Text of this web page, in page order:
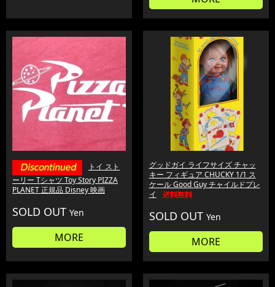
トイ スト
ーリー Tシャツ Toy Story PIZZA
PLANET 正規品 Disney 映画
SOLD OUT Yen
MORE
グッドガイ ライフサイズ チャッ
キー フィギュア CHUCKY 1/1 ス
ケール Good Guy チャイルドプレ
イ
SOLD OUT Yen
MORE